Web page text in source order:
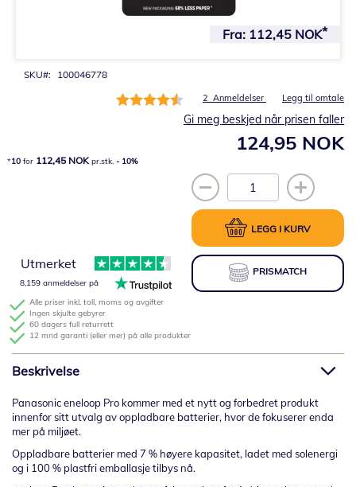
SKU 100046778
Rating:
2 Anmeldelser Legg til omtale
124,95 NOK
Gi meg beskjed når prisen faller
LEGG I KURV
PRISMATCH
10 for 112,45 NOK pr.stk.- 10%
Alle priser inkl. toll, moms og avgifter
Ingen skjulte gebyrer
60 dagers full returrett
12 mnd garanti (eller mer) på alle produkter
Utmerket
8,159 anmeldelser på
Fra: 112,45 NOK
Beskrivelse
Panasonic eneloop Pro kommer med et nytt og forbedret produkt
innenfor sitt utvalg av oppladbare batterier, hvor de fokuserer enda
mer på miljøet.
Oppladbare batterier med 7 % høyere kapasitet, ladet med solenergi
og i 100 % plastfri emballasje tilbys nå.